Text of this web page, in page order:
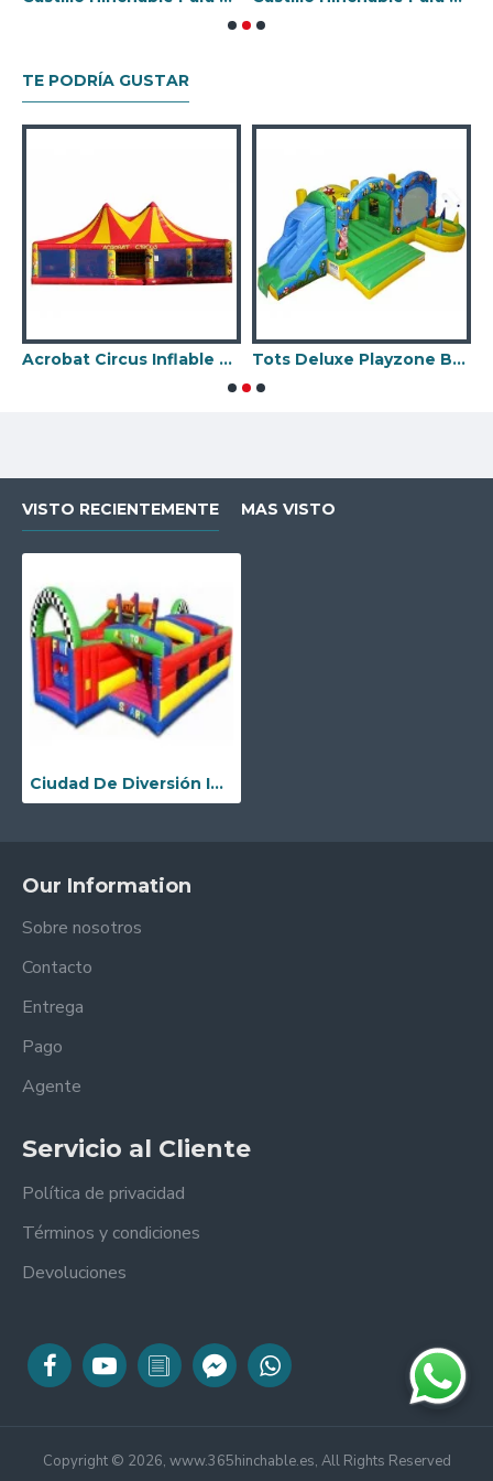
TE PODRÍA GUSTAR
Acrobat Circus Inflable Cubierto Tots Deluxe Playzone Bugz
VISTO RECIENTEMENTE MAS VISTO
Ciudad De Diversión Inflable Para Niños Pequeños
Our Information
Sobre nosotros
Contacto
Entrega
Pago
Agente
Servicio al Cliente
Política de privacidad
Términos y condiciones
Devoluciones
Copyright © 2026, www.365hinchable.es, All Rights Reserved